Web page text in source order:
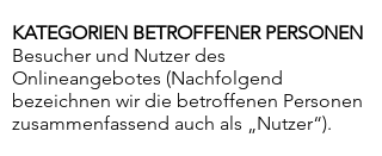
KATEGORIEN BETROFFENER PERSONEN
Besucher und Nutzer des
Onlineangebotes (Nachfolgend
bezeichnen wir die betroffenen Personen
zusammenfassend auch als „Nutzer“).